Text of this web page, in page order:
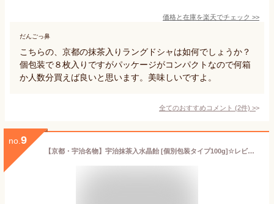
価格と在庫を楽天でチェック >>
だんごっ鼻
こちらの、京都の抹茶入りラングドシャは如何でしょうか？
個包装で８枚入りですがパッケージがコンパクトなので何箱
か人数分買えば良いと思います。美味しいですよ。
全てのおすすめコメント (2件) >
no. 9
【京都・宇治名物】宇治抹茶入水晶飴 [個別包装タイプ100g]☆レビュー書き込みで次回あめプレゼント